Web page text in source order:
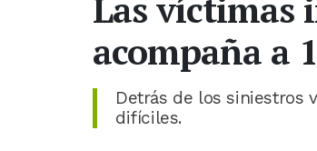
acompaña a
Detrás de los siniestros
difíciles.